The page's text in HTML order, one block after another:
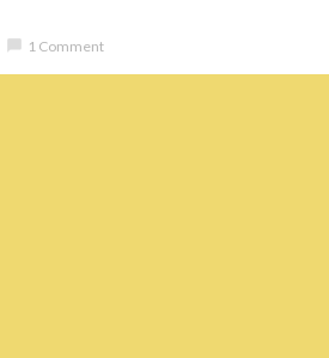
chat_bubble 1 Comment